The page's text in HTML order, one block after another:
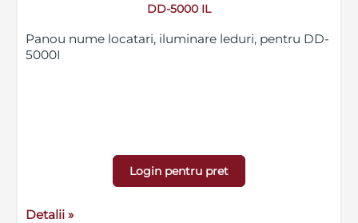
DD-5000 IL
Panou nume locatari, iluminare leduri, pentru DD-
5000I
Login pentru pret
Detalii »